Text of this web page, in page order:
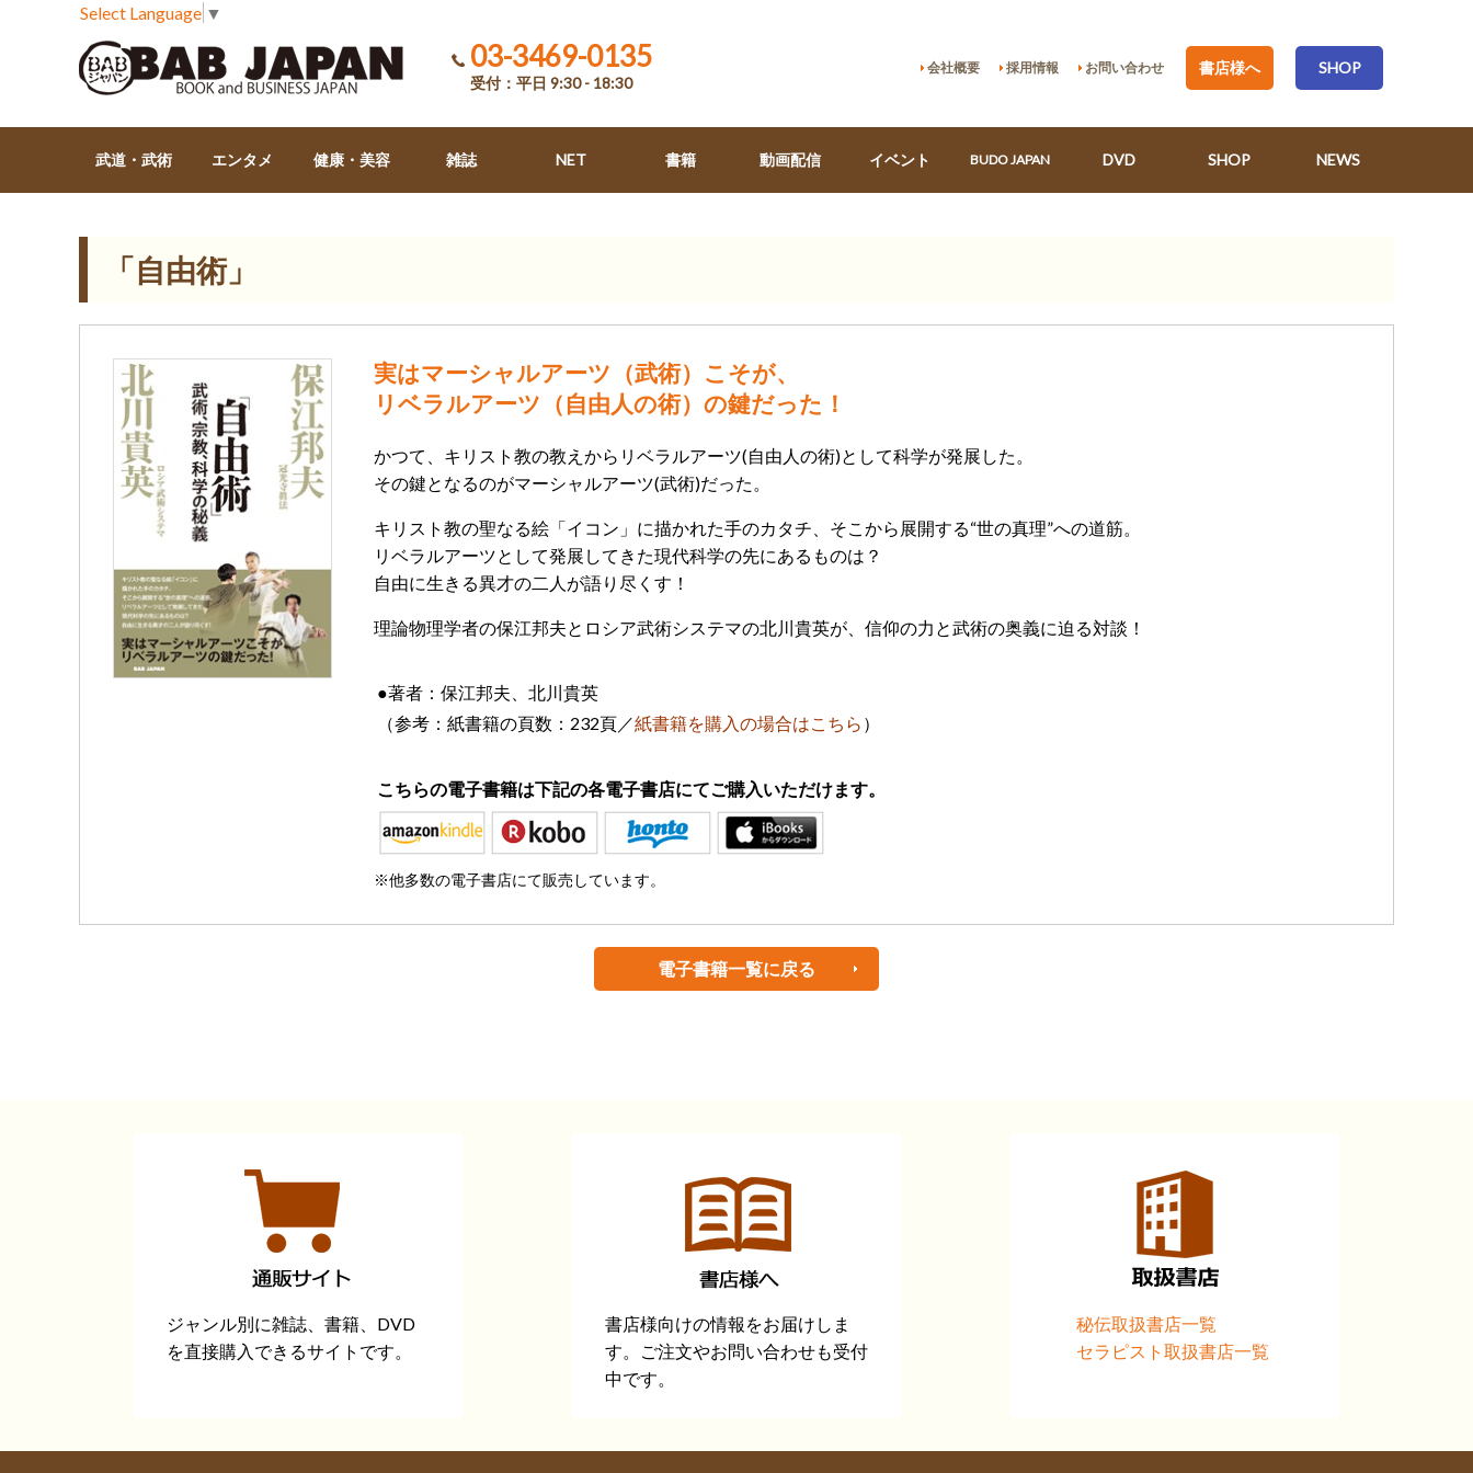
Select Language ▼
03-3469-0135
受付：平日 9:30 - 18:30
会社概要 採用情報 お問い合わせ 書店様へ SHOP
武道・武術 エンタメ 健康・美容 雑誌 NET 書籍 動画配信 イベント BUDO JAPAN DVD SHOP NEWS
「自由術」
実はマーシャルアーツ（武術）こそが、
リベラルアーツ（自由人の術）の鍵だった！
かつて、キリスト教の教えからリベラルアーツ(自由人の術)として科学が発展した。
その鍵となるのがマーシャルアーツ(武術)だった。
キリスト教の聖なる絵「イコン」に描かれた手のカタチ、そこから展開する“世の真理”への道筋。
リベラルアーツとして発展してきた現代科学の先にあるものは？
自由に生きる異才の二人が語り尽くす！
理論物理学者の保江邦夫とロシア武術システマの北川貴英が、信仰の力と武術の奥義に迫る対談！
●著者：保江邦夫、北川貴英
（参考：紙書籍の頁数：232頁／紙書籍を購入の場合はこちら ）
こちらの電子書籍は下記の各電子書店にてご購入いただけます。
※他多数の電子書店にて販売しています。
電子書籍一覧に戻る
ジャンル別に雑誌、書籍、DVD
を直接購入できるサイトです。
書店様向けの情報をお届けしま
す。ご注文やお問い合わせも受付
中です。
秘伝取扱書店一覧
セラピスト取扱書店一覧